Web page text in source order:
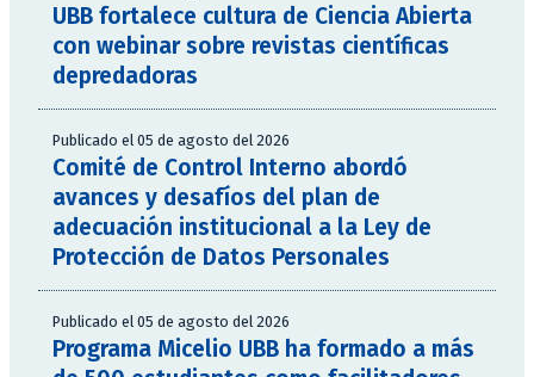
UBB fortalece cultura de Ciencia Abierta
con webinar sobre revistas científicas
depredadoras
Publicado el 05 de agosto del 2026
Comité de Control Interno abordó
avances y desafíos del plan de
adecuación institucional a la Ley de
Protección de Datos Personales
Publicado el 05 de agosto del 2026
Programa Micelio UBB ha formado a más